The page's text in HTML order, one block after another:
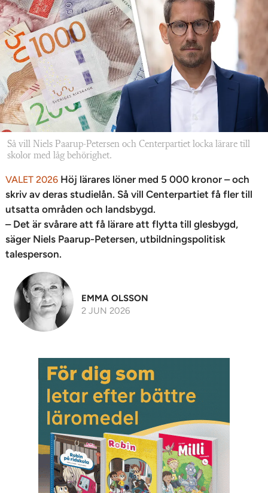
Så vill Niels Paarup-Petersen och Centerpartiet locka lärare till
skolor med låg behörighet.
VALET 2026 Höj lärares löner med 5 000 kronor – och
skriv av deras studielån. Så vill Centerpartiet få fler till
utsatta områden och landsbygd.
– Det är svårare att få lärare att flytta till glesbygd,
säger Niels Paarup-Petersen, utbildningspolitisk
talesperson.
EMMA OLSSON
2 JUN 2026